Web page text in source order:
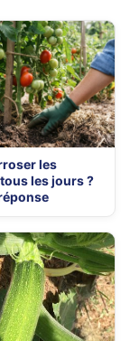
les
les jours ?